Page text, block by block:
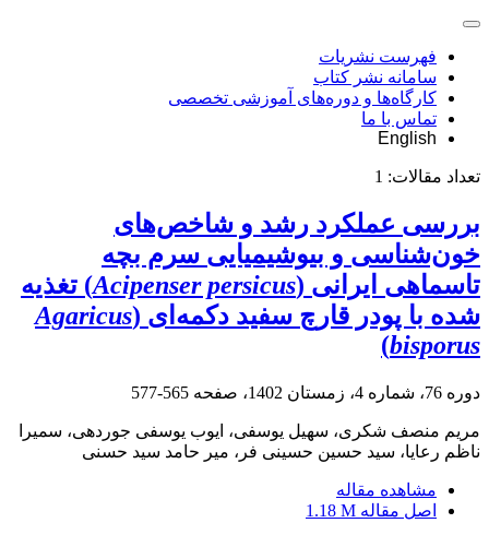
فهرست نشریات
سامانه نشر کتاب
کارگاه‌ها و دوره‌های آموزشی تخصصی
تماس با ما
English
تعداد مقالات: 1
بررسی عملکرد رشد و شاخص‌های
خون‌شناسی و بیوشیمیایی سرم بچه
تاسماهی ایرانی (Acipenser persicus) تغذیه
شده با پودر قارچ سفید دکمه‌ای (Agaricus
bisporus
)
دوره 76، شماره 4، زمستان 1402، صفحه 565-577
مریم منصف شکری، سهیل یوسفی، ایوب یوسفی جوردهی، سمیرا
ناظم رعایا، سید حسین حسینی فر، میر حامد سید حسنی
مشاهده مقاله
اصل مقاله 1.18 M